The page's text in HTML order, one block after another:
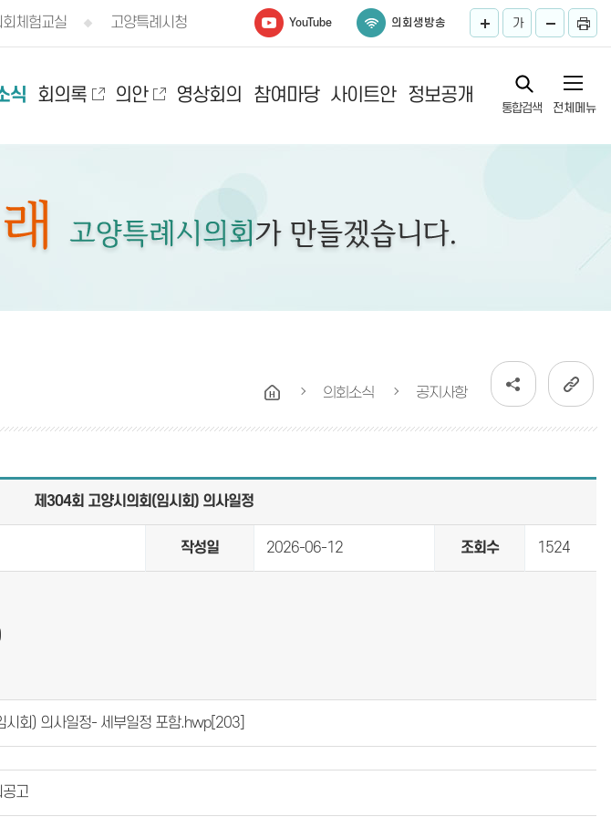
회체험교실 고양특례시청 YouTube 의회생방송 가
식 회의록 의안 영상회의 참여마당 사이트안 정보공개
전체메뉴
통합검색
의회소식 공지사항
제304회 고양시의회(임시회) 의사일정
작성일 2026-06-12 조회수 1524
회) 의사일정- 세부일정 포함.hwp[203]
고